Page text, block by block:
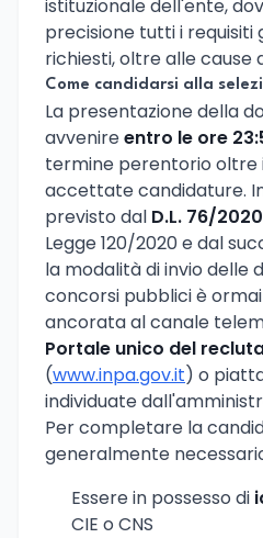
istituzionale dell'ente,
precisione tutti i requisiti
richiesti, oltre alle cause
Come candidarsi alla
La presentazione della
avvenireentro le ore
termine perentorio oltre
accettate candidature.
previsto dal D.L. 76/2020
Legge 120/2020 e dal
la modalità di invio delle
concorsi pubblici è
ancorata al canale
Portale unico del
(www.inpa.gov.it) o
individuate
Per completare la
generalmente
Essere in possesso di
CIE o CNS